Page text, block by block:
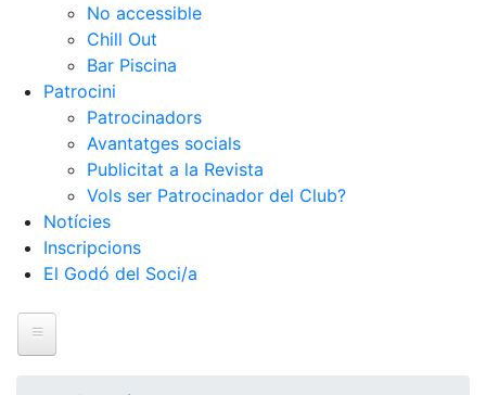
No accessible
Chill Out
Bar Piscina
Patrocini
Patrocinadors
Avantatges socials
Publicitat a la Revista
Vols ser Patrocinador del Club?
Notícies
Inscripcions
El Godó del Soci/a